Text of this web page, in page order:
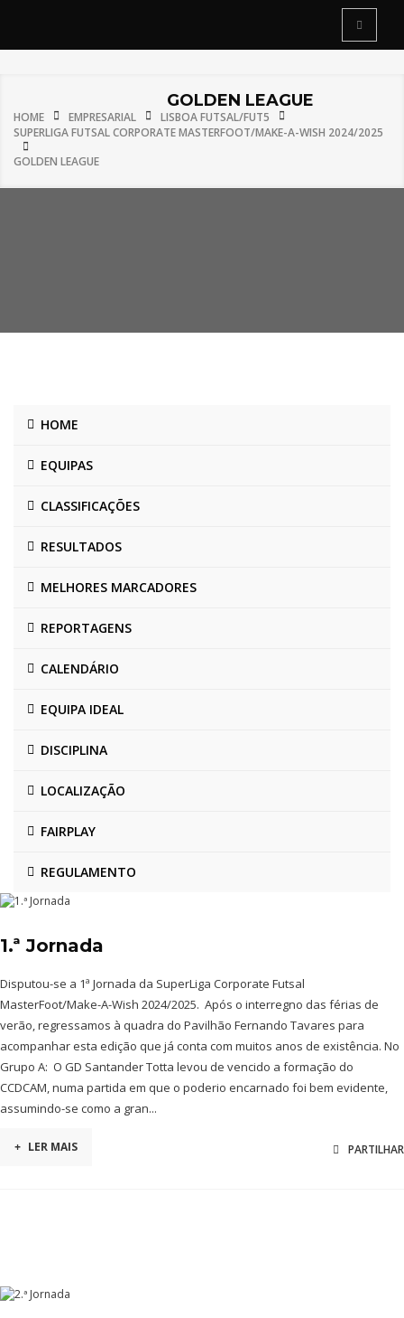
GOLDEN LEAGUE
HOME EMPRESARIAL
LISBOA FUTSAL/FUT5
SUPERLIGA FUTSAL CORPORATE MASTERFOOT/MAKE-A-WISH 2024/2025
GOLDEN LEAGUE
HOME
EQUIPAS
CLASSIFICAÇÕES
RESULTADOS
MELHORES MARCADORES
REPORTAGENS
CALENDÁRIO
EQUIPA IDEAL
DISCIPLINA
LOCALIZAÇÃO
FAIRPLAY
REGULAMENTO
1.ª Jornada
Disputou-se a 1ª Jornada da SuperLiga Corporate Futsal
MasterFoot/Make-A-Wish 2024/2025. Após o interregno das férias de
verão, regressamos à quadra do Pavilhão Fernando Tavares para
acompanhar esta edição que já conta com muitos anos de existência. No
Grupo A: O GD Santander Totta levou de vencido a formação do
CCDCAM, numa partida em que o poderio encarnado foi bem evidente,
assumindo-se como a gran...
+ LER MAIS PARTILHAR